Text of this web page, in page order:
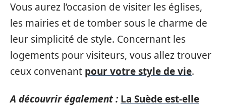
Vous aurez l’occasion de visiter les églises,
les mairies et de tomber sous le charme de
leur simplicité de style. Concernant les
logements pour visiteurs, vous allez trouver
ceux convenant pour votre style de vie.
A découvrir également : La Suède est-elle